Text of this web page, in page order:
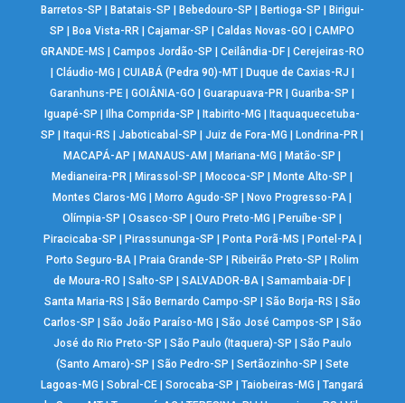
Barretos-SP | Batatais-SP | Bebedouro-SP | Bertioga-SP | Birigui-
SP |Boa Vista-RR |Cajamar-SP |Caldas Novas-GO |CAMPO
GRANDE-MS | Campos Jordão-SP | Ceilândia-DF| Cerejeiras-RO
| Cláudio-MG | CUIABÁ (Pedra 90)-MT| Duque de Caxias-RJ |
Garanhuns-PE |GOIÂNIA-GO |Guarapuava-PR |Guariba-SP |
Iguapé-SP |Ilha Comprida-SP |Itabirito-MG |Itaquaquecetuba-
SP |Itaqui-RS |Jaboticabal-SP |Juiz de Fora-MG |Londrina-PR |
MACAPÁ-AP |MANAUS-AM |Mariana-MG |Matão-SP |
Medianeira-PR |Mirassol-SP |Mococa-SP |Monte Alto-SP |
Montes Claros-MG |Morro Agudo-SP |Novo Progresso-PA |
Olímpia-SP |Osasco-SP |Ouro Preto-MG |Peruíbe-SP |
Piracicaba-SP | Pirassununga-SP | Ponta Porã-MS | Portel-PA|
Porto Seguro-BA| Praia Grande-SP | Ribeirão Preto-SP | Rolim
de Moura-RO |Salto-SP |SALVADOR-BA |Samambaia-DF |
Santa Maria-RS | São Bernardo Campo-SP | São Borja-RS | São
Carlos-SP | São João Paraíso-MG | São José Campos-SP | São
José do Rio Preto-SP | São Paulo (Itaquera)-SP | São Paulo
(Santo Amaro)-SP | São Pedro-SP | Sertãozinho-SP | Sete
Lagoas-MG |Sobral-CE |Sorocaba-SP |Taiobeiras-MG |Tangará